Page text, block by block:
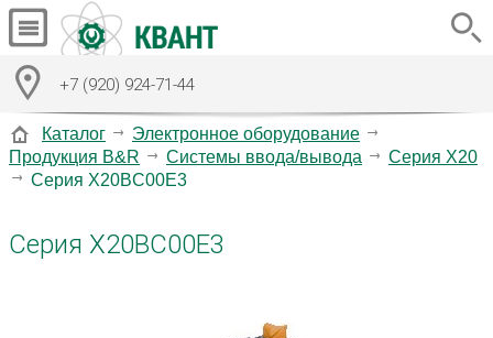
+7 (920) 924-71-44
Каталог
Электронное оборудование
Продукция B&R
Системы ввода/вывода
Серия X20
Серия X20BC00E3
Серия X20BC00E3